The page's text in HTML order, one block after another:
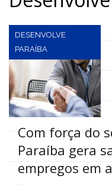
DESENVOLVE
PARAÍBA
Com força do
Paraíba gera
empregos em